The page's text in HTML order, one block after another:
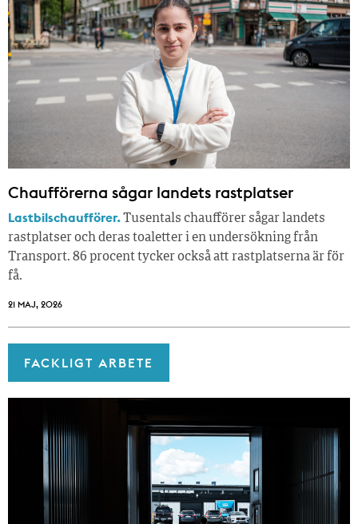
Chaufförerna sågar landets rastplatser
Lastbilschaufförer.Tusentals chaufförer sågar landets
rastplatser och deras toaletter i en undersökning från
Transport. 86 procent tycker också att rastplatserna är för
få.
21 MAJ, 2026
FACKLIGT ARBETE